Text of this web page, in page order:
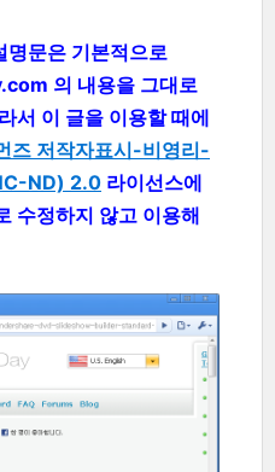
명문은 기본적으로
의 내용을 그대로
서 이 글을 이용할 때에
즈 저작자표시-비영리-
ND) 2.0 라이선스에
수정하지 않고 이용해